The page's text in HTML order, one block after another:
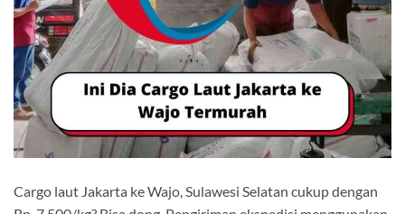
Cargo laut Jakarta ke Wajo, Sulawesi Selatan cukup dengan